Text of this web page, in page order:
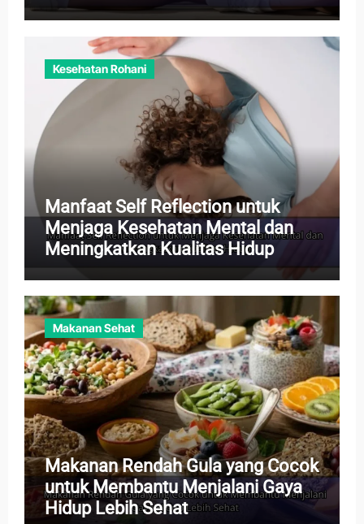
Kesehatan Rohani
Manfaat Self Reflection untuk
Menjaga Kesehatan Mental dan
Meningkatkan Kualitas Hidup
Makanan Sehat
Makanan Rendah Gula yang Cocok
untuk Membantu Menjalani Gaya
Hidup Lebih Sehat